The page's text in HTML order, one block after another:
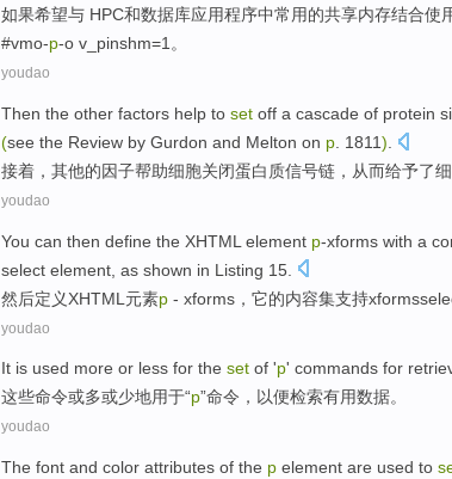
如果希望与 HPC和数据库应用程序中常用的共享内存结合使
#vmo-p-o v_pinshm=1 。
youdao
Then the other factors help to set off a cascade of protein
(see the Review by Gurdon and Melton on p . 1811)
接着 ， 其他的因子帮助细胞关闭蛋白质信号链 ，从而给予了
youdao
You can then define the XHTML element p-xforms with a
select element, as shown in Listing 15
然后定义XHTML 元素p - xforms ，它的内容集支持xforms
youdao
It is used more or less for the set of 'p' commands for
这些命令或多或少地用于“p”命令， 以便检索有用数据。
youdao
The font and color attributes of the p element are used to